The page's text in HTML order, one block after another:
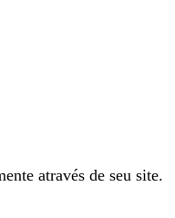
através de seu site.